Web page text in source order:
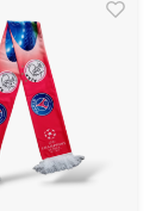
für einzigartige